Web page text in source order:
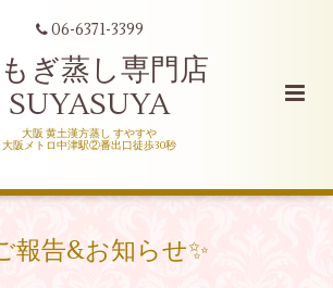
06-6371-3399
ぎ蒸し専門店
SUYASUYA
大阪 黄土漢方蒸し すやすや
大阪メトロ中津駅②番出口徒歩30秒
報告&お知らせ✨